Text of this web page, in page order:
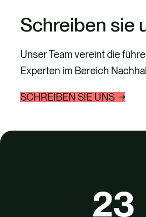
Schreiben sie
Unser Team vereint die
Experten im Bereich
SCHREIBEN SIE UNS
23